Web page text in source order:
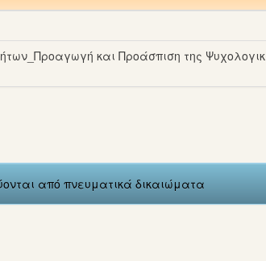
και Προάσπιση της Ψυχολογικ
από πνευματικά δικαιώματα